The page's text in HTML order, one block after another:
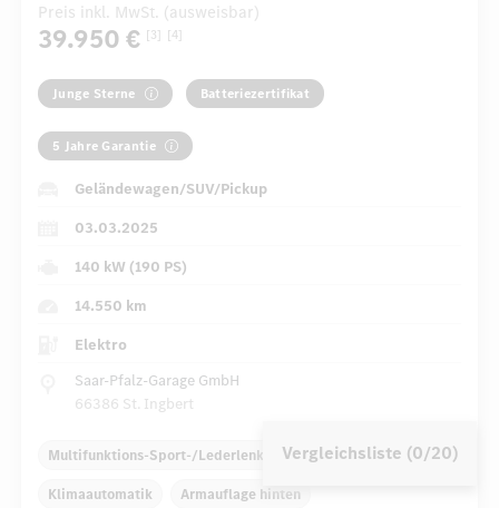
Preis inkl. MwSt. (ausweisbar)
39.950 € [3] [4]
Junge Sterne Batteriezertifikat
5 Jahre Garantie
Geländewagen/SUV/Pickup
03.03.2025
140 kW (190 PS)
14.550 km
Elektro
Saar-Pfalz-Garage GmbH
66386 St. Ingbert
Multifunktions-Sport-/Lederlenkrad Dekoreinlagen
Klimaautomatik Armauflage hinten
Vergleichsliste (0/20)